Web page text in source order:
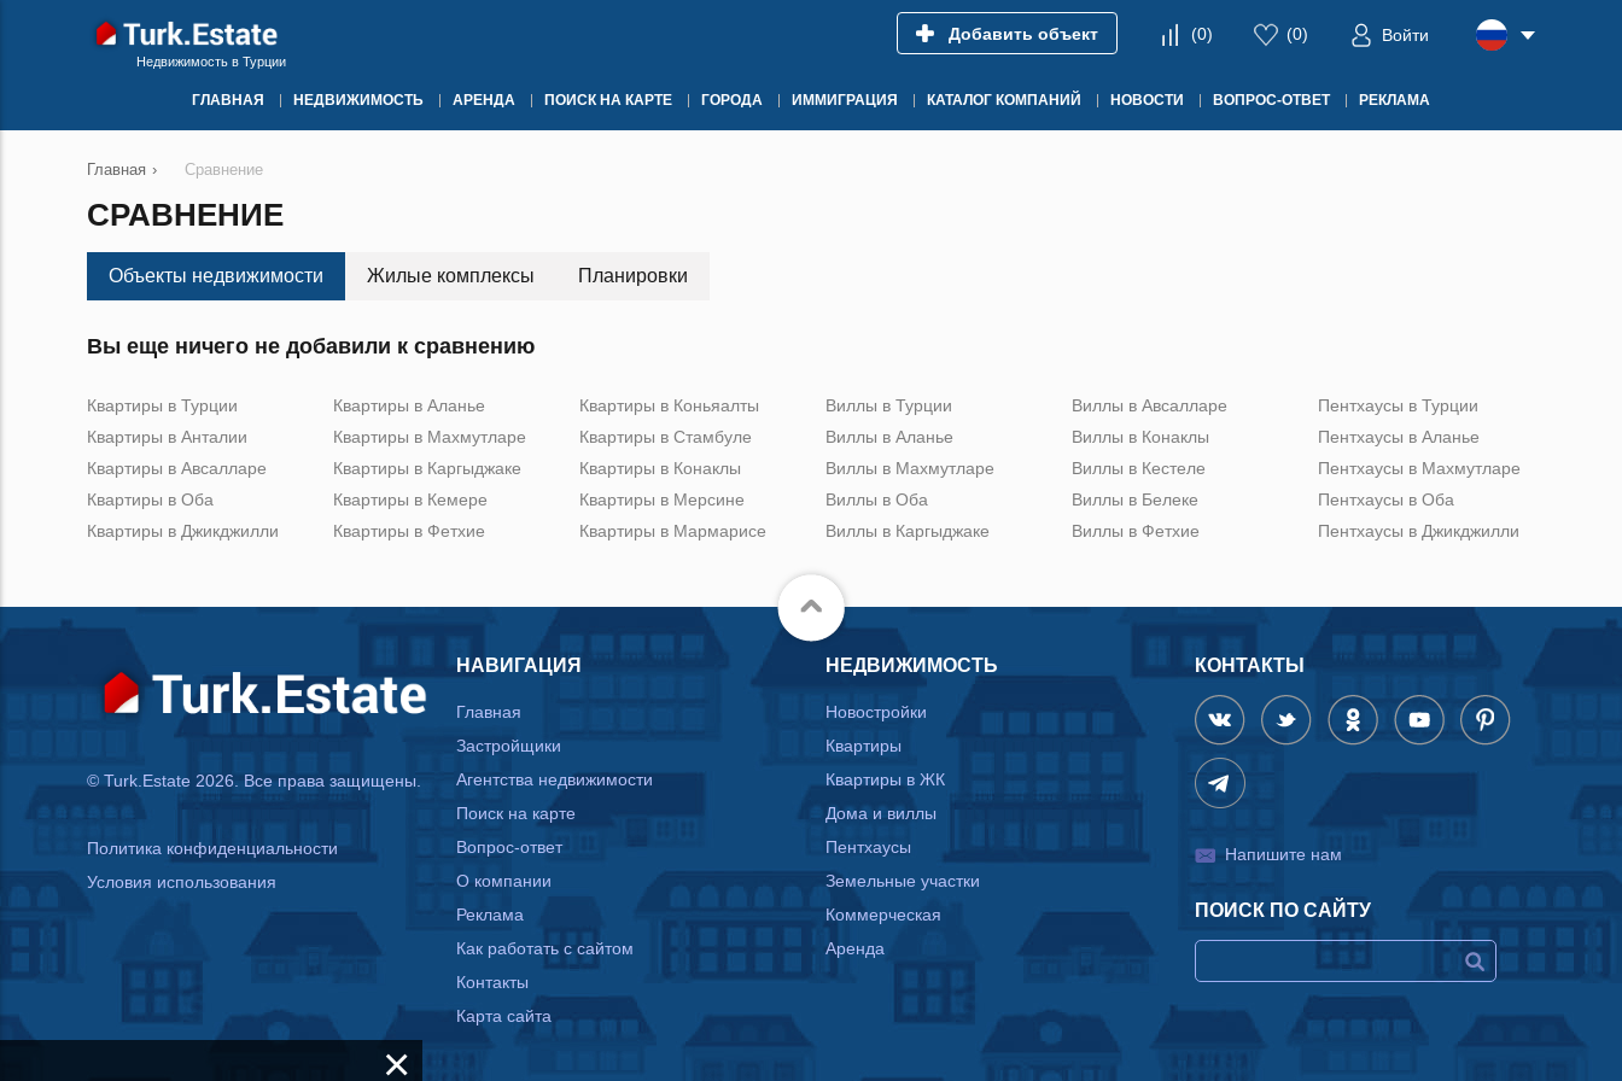
Недвижимость в Турции
Добавить объект (0) (0) Войти
ГЛАВНАЯ НЕДВИЖИМОСТЬ АРЕНДА ПОИСК НА КАРТЕ ГОРОДА ИММИГРАЦИЯ КАТАЛОГ КОМПАНИЙ НОВОСТИ ВОПРОС-ОТВЕТ РЕКЛАМА
Главная › Сравнение
СРАВНЕНИЕ
Объекты недвижимости Жилые комплексы Планировки
Вы еще ничего не добавили к сравнению
Квартиры в Турции
Квартиры в Анталии
Квартиры в Авсалларе
Квартиры в Оба
Квартиры в Джикджилли
Квартиры в Аланье
Квартиры в Махмутларе
Квартиры в Каргыджаке
Квартиры в Кемере
Квартиры в Фетхие
Квартиры в Коньяалты
Квартиры в Стамбуле
Квартиры в Конаклы
Квартиры в Мерсине
Квартиры в Мармарисе
Виллы в Турции
Виллы в Аланье
Виллы в Махмутларе
Виллы в Оба
Виллы в Каргыджаке
Виллы в Авсалларе
Виллы в Конаклы
Виллы в Кестеле
Виллы в Белеке
Виллы в Фетхие
Пентхаусы в Турции
Пентхаусы в Аланье
Пентхаусы в Махмутларе
Пентхаусы в Оба
Пентхаусы в Джикджилли
© Turk.Estate 2026. Все права защищены.
Политика конфиденциальности
Условия использования
НАВИГАЦИЯ
Главная
Застройщики
Агентства недвижимости
Поиск на карте
Вопрос-ответ
О компании
Реклама
Как работать с сайтом
Контакты
Карта сайта
НЕДВИЖИМОСТЬ
Новостройки
Квартиры
Квартиры в ЖК
Дома и виллы
Пентхаусы
Земельные участки
Коммерческая
Аренда
КОНТАКТЫ
Напишите нам
ПОИСК ПО САЙТУ
×